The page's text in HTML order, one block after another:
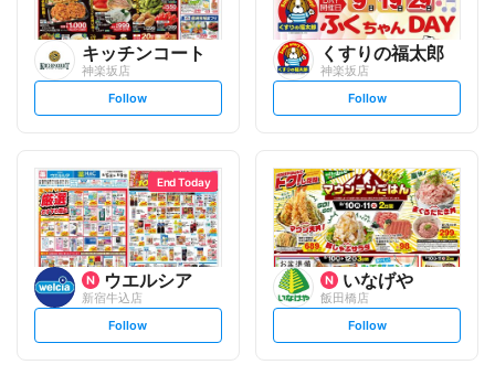
キッチンコート
神楽坂店
s
t
l
o
w
Follow
くすりの福太郎
神楽坂店
s
t
l
o
w
Follow
End Today
ウエルシア
新宿牛込店
s
t
Follow
いなげや
飯田橋店
s
t
Follow